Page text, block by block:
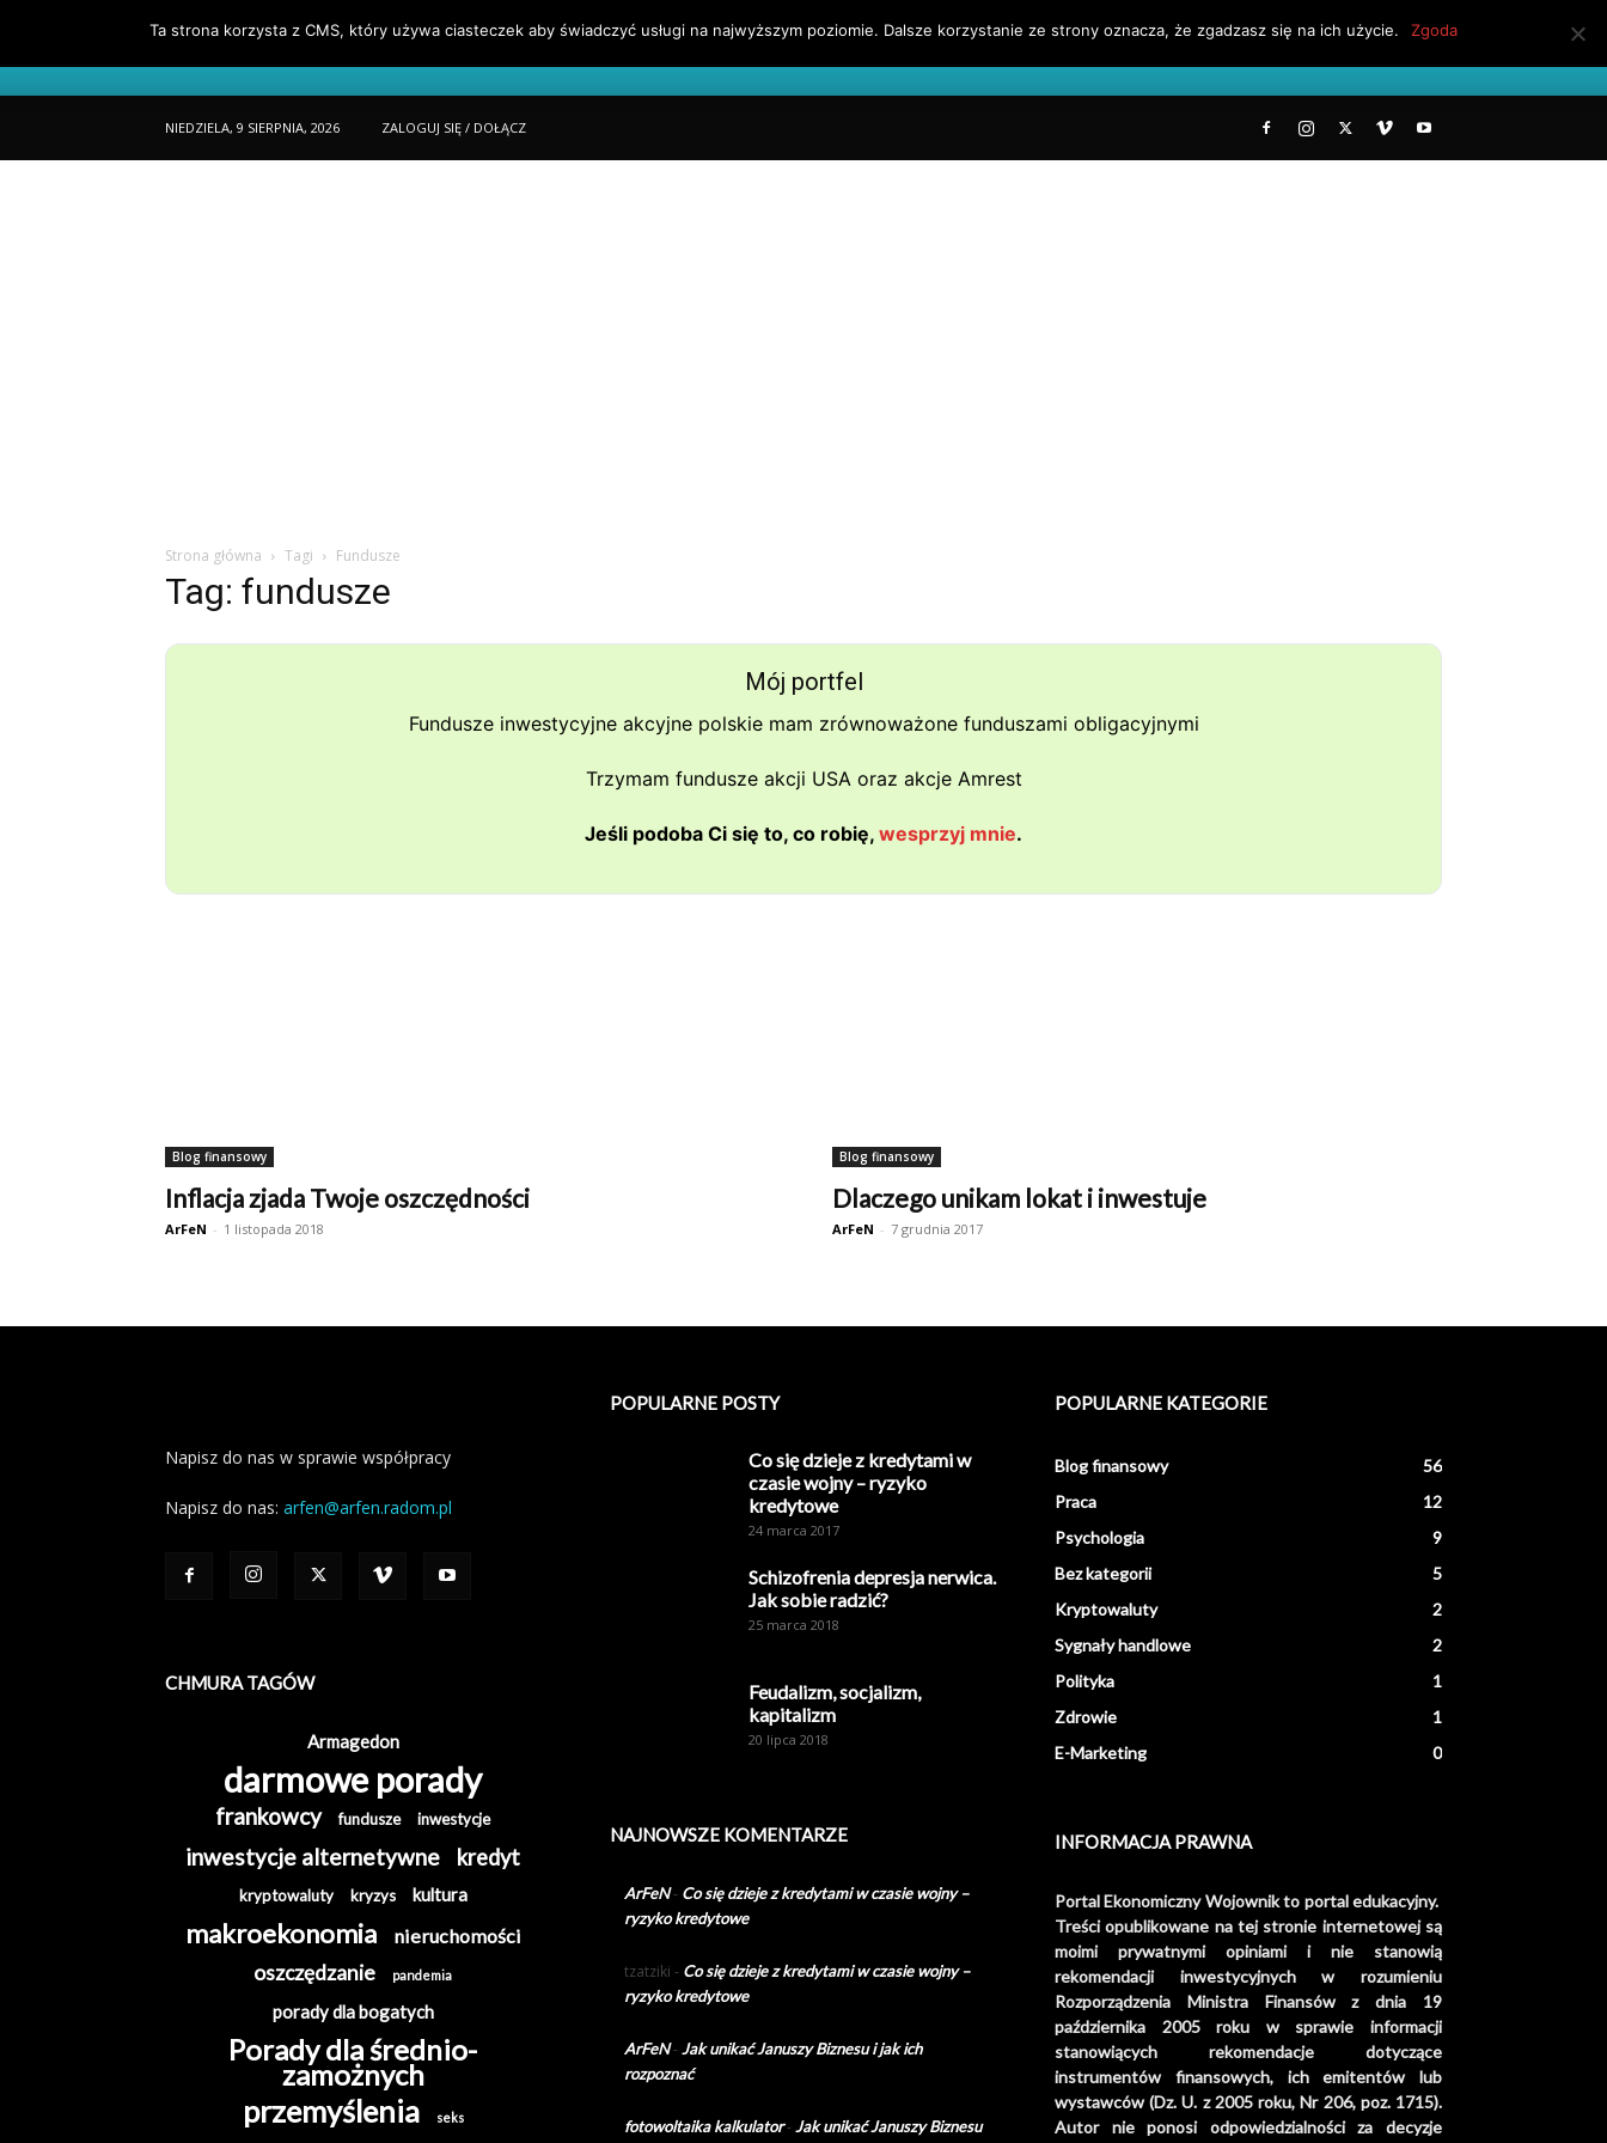
O Mnie Jak Czytać Portal Blog Finansowy Sygnały Handlowe Blogroll
NIEDZIELA, 9 SIERPNIA, 2026 ZALOGUJ SIĘ / DOŁĄCZ
Strona główna Tagi Fundusze
Tag: fundusze
Mój portfel
Fundusze inwestycyjne akcyjne polskie mam zrównoważone funduszami obligacyjnymi
Trzymam fundusze akcji USA oraz akcje Amrest
Jeśli podoba Ci się to, co robię, wesprzyj mnie.
Blog finansowy
Inflacja zjada Twoje oszczędności
ArFeN - 1 listopada 2018
Blog finansowy
Dlaczego unikam lokat i inwestuje
ArFeN - 7 grudnia 2017
Napisz do nas w sprawie współpracy
Napisz do nas: arfen@arfen.radom.pl
CHMURA TAGÓW
Armagedon
darmowe porady
frankowcy fundusze inwestycje
inwestycje alternetywne kredyt
kryptowaluty kryzys kultura
makroekonomia nieruchomości
oszczędzanie pandemia
porady dla bogatych
Porady dla średnio-
zamożnych
przemyślenia seks
POPULARNE POSTY
Co się dzieje z kredytami w
czasie wojny – ryzyko
kredytowe
24 marca 2017
Schizofrenia depresja nerwica.
Jak sobie radzić?
25 marca 2018
Feudalizm, socjalizm,
kapitalizm
20 lipca 2018
NAJNOWSZE KOMENTARZE
ArFeN- Co się dzieje z kredytami w czasie wojny –
ryzyko kredytowe
tzatziki - Co się dzieje z kredytami w czasie wojny –
ryzyko kredytowe
ArFeN- Jak unikać Januszy Biznesu i jak ich
rozpoznać
fotowoltaika kalkulator- Jak unikać Januszy Biznesu
POPULARNE KATEGORIE
Blog finansowy
56
Praca
12
Psychologia
9
Bez kategorii
5
Kryptowaluty
2
Sygnały handlowe
2
Polityka
1
Zdrowie
1
E-Marketing
0
INFORMACJA PRAWNA
Portal Ekonomiczny Wojownik to portal edukacyjny.
Treści opublikowane na tej stronie internetowej są
moimi prywatnymi opiniami i nie stanowią
rekomendacji inwestycyjnych w rozumieniu
Rozporządzenia Ministra Finansów z dnia 19
października 2005 roku w sprawie informacji
stanowiących rekomendacje dotyczące
instrumentów finansowych, ich emitentów lub
wystawców (Dz. U. z 2005 roku, Nr 206, poz. 1715).
Autor nie ponosi odpowiedzialności za decyzje
Ta strona korzysta z CMS, który używa ciasteczek aby świadczyć usługi na najwyższym poziomie. Dalsze korzystanie ze strony oznacza, że zgadzasz się na ich użycie. Zgoda